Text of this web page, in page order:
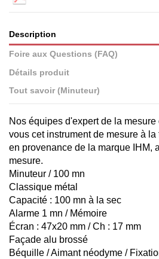
Description
Foire aux Questions (FAQ)
Détails produit
Tout savoir (Minuteur)
Nos équipes d'expert de la
vous cet instrument de mesure à
en provenance de la marque IHM,
mesure.
Minuteur / 100 mn
Classique métal
Capacité : 100 mn à la sec
Alarme 1 mn / Mémoire
Écran : 47x20 mm / Ch : 17 mm
Façade alu brossé
Béquille / Aimant néodyme /